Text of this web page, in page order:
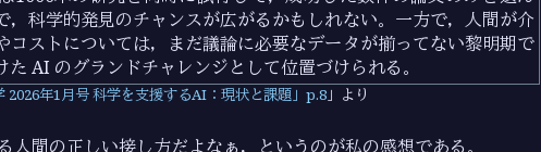
，科学的発見のチャンスが広がるかもしれない。一方で，人間が介
コストについては，まだ議論に必要なデータが揃ってない黎明期で
AI のグランドチャレンジとして位置づけられる。
2026年1月号 科学を支援するAI：現状と課題」p.8 より
人間の正しい接し方だよなぁ，というのが私の感想である。